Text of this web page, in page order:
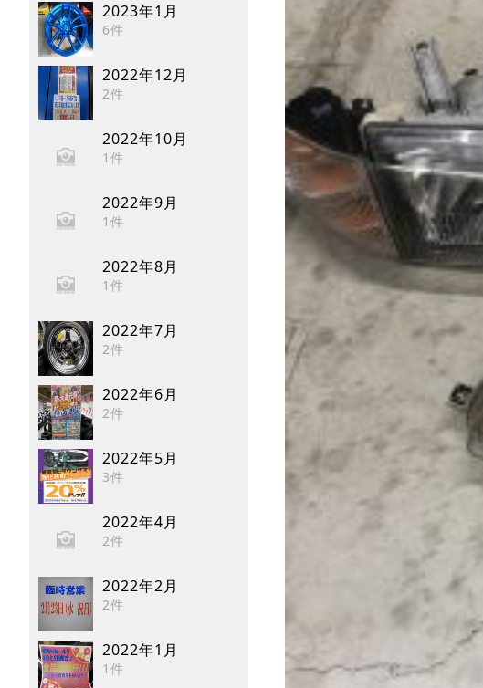
2023年1月
6件
2022年12月
2件
2022年10月
1件
2022年9月
1件
2022年8月
1件
2022年7月
2件
2022年6月
2件
2022年5月
3件
2022年4月
2件
2022年2月
2件
2022年1月
1件